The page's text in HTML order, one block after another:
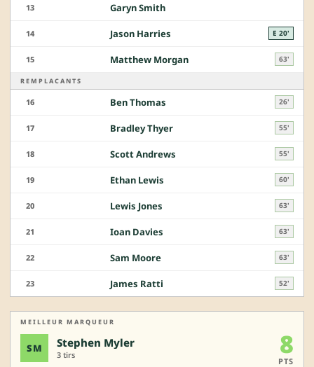
13 Garyn Smith
14 Jason Harries E 20'
15 Matthew Morgan 63'
REMPLACANTS
16 Ben Thomas 26'
17 Bradley Thyer 55'
18 Scott Andrews 55'
19 Ethan Lewis 60'
20 Lewis Jones 63'
21 Ioan Davies 63'
22 Sam Moore 63'
23 James Ratti 52'
MEILLEUR MARQUEUR
SM Stephen Myler
3 tirs 8
PTS